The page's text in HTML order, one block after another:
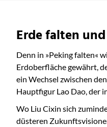
Erde falten
Denn in »Peking falten«
Erdoberfläche gewährt,
ein Wechsel zwischen
Hauptfigur Lao Dao, der
Wo Liu Cixin sich
düsteren